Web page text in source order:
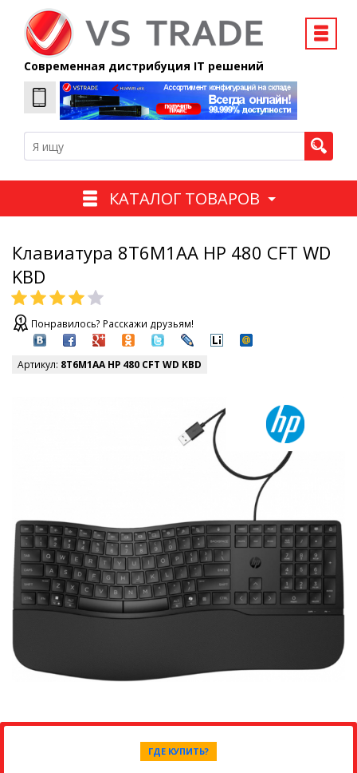
Современная дистрибуция IT решений
КАТАЛОГ ТОВАРОВ
Клавиатура 8T6M1AA HP 480 CFT WD
KBD
Понравилось? Расскажи друзьям!
Артикул: 8T6M1AA HP 480 CFT WD KBD
ГДЕ КУПИТЬ?